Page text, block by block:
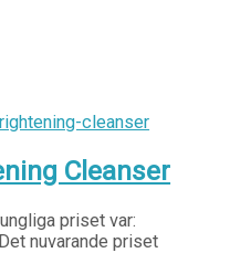
Cleanser
priset var:
Det nuvarande priset